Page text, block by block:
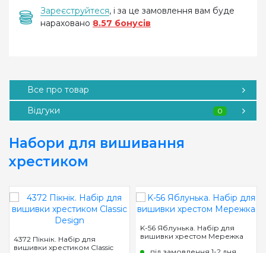
Зареєструйтеся, і за це замовлення вам буде
нараховано 8.57 бонусів
Все про товар
Відгуки
0
Набори для вишивання
хрестиком
4372 Пікнік. Набір для
вишивки хрестиком Classic
K-56 Яблунька. Набір для
вишивки хрестом Мережка